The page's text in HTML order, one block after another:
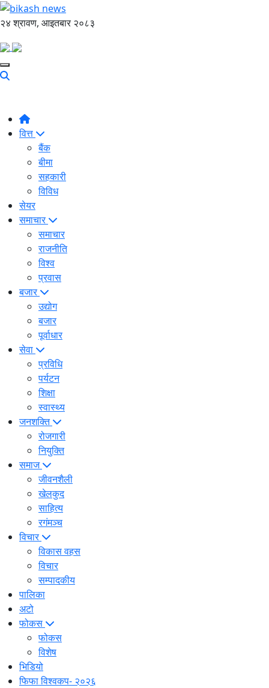
२४ श्रावण, आइतबार २०८३
वित्त
बैंक
बीमा
सहकारी
विविध
सेयर
समाचार
समाचार
राजनीति
विश्व
प्रवास
बजार
उद्योग
बजार
पूर्वाधार
सेवा
प्रविधि
पर्यटन
शिक्षा
स्वास्थ्य
जनशक्ति
रोजगारी
नियुक्ति
समाज
जीवनशैली
खेलकुद
साहित्य
रगंमञ्च
विचार
विकास वहस
विचार
सम्पादकीय
पालिका
अटो
फोकस
फोकस
विशेष
भिडियो
फिफा विश्वकप- २०२६